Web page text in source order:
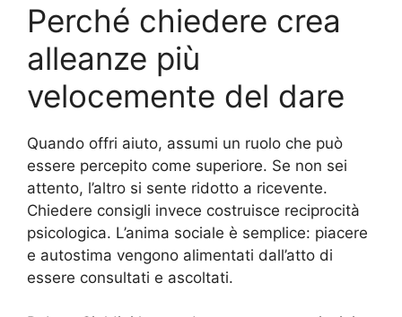
Perché chiedere crea
alleanze più
velocemente del dare
Quando offri aiuto, assumi un ruolo che può
essere percepito come superiore. Se non sei
attento, l’altro si sente ridotto a ricevente.
Chiedere consigli invece costruisce reciprocità
psicologica. L’anima sociale è semplice: piacere
e autostima vengono alimentati dall’atto di
essere consultati e ascoltati.